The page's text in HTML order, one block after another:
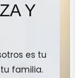
Y
es tu
familia.